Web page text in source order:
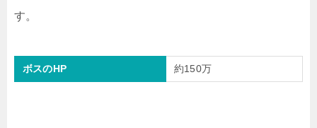
す。
ボスのHP 約150万